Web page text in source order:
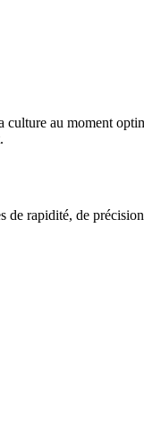
culture au moment
rapidité, de